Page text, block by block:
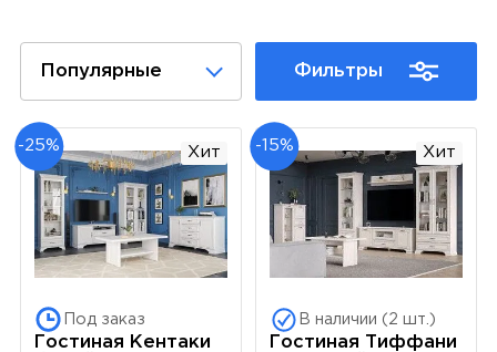
Популярные Фильтры
-25% Хит
Под заказ
Гостиная Кентаки
-15% Хит
В наличии (2 шт.)
Гостиная Тиффани